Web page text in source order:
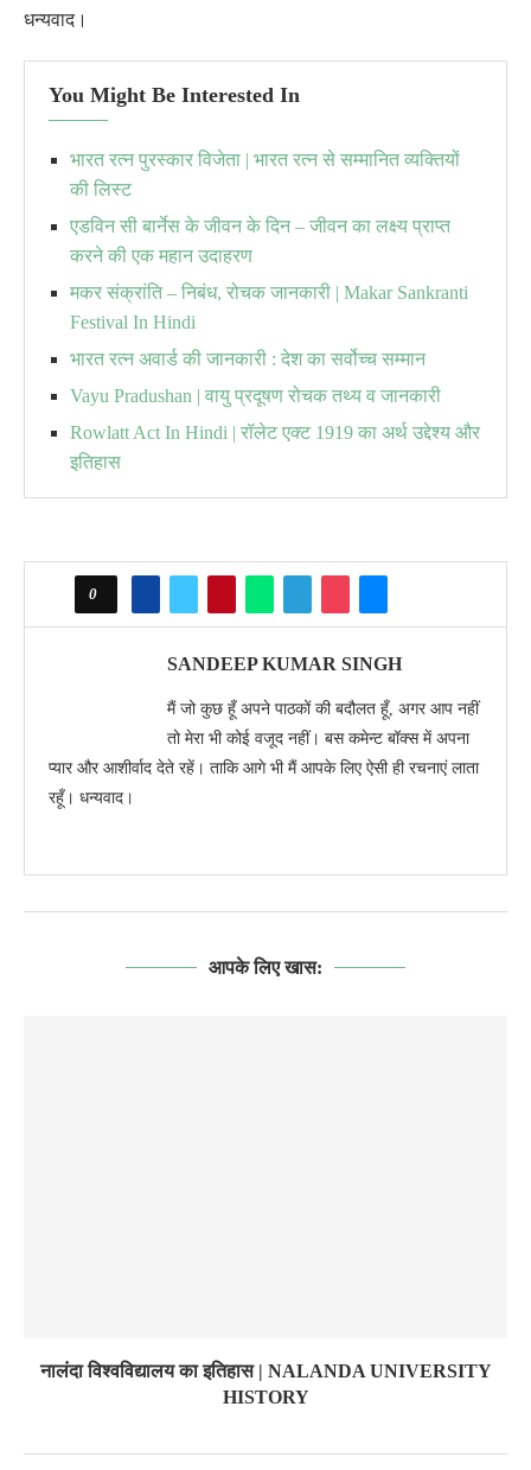
धन्यवाद।
You Might Be Interested In
भारत रत्न पुरस्कार विजेता | भारत रत्न से सम्मानित व्यक्तियों
की लिस्ट
एडविन सी बार्नेस के जीवन के दिन – जीवन का लक्ष्य प्राप्त
करने की एक महान उदाहरण
मकर संक्रांति – निबंध, रोचक जानकारी | Makar Sankranti
Festival In Hindi
भारत रत्न अवार्ड की जानकारी : देश का सर्वोच्च सम्मान
Vayu Pradushan | वायु प्रदूषण रोचक तथ्य व जानकारी
Rowlatt Act In Hindi | रॉलेट एक्ट 1919 का अर्थ उद्देश्य और
इतिहास
0
SANDEEP KUMAR SINGH
मैं जो कुछ हूँ अपने पाठकों की बदौलत हूँ, अगर आप नहीं
तो मेरा भी कोई वजूद नहीं। बस कमेन्ट बॉक्स में अपना
प्यार और आशीर्वाद देते रहें। ताकि आगे भी मैं आपके लिए ऐसी ही रचनाएं लाता
रहूँ। धन्यवाद।
आपके लिए खास:
नालंदा विश्वविद्यालय का इतिहास | NALANDA UNIVERSITY
HISTORY